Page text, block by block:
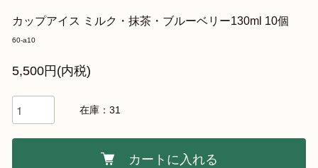
カップアイス ミルク・抹茶・ブルーベリー130ml 10個
60-a10
5,500円(内税)
在庫：31
カートに入れる